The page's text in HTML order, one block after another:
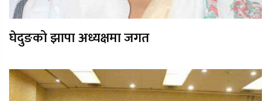
घेदुङको झापा अध्यक्षमा जगत